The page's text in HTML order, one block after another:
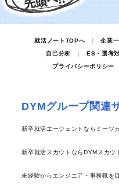
就活ノートTOPへ 企業
自己分析
ES・選考
プライバシーポリシー
DYMグループ関連
新卒就活エージェントならミーツ
新卒就活スカウトならDYMスカウ
未経験からエンジニア・事務職を